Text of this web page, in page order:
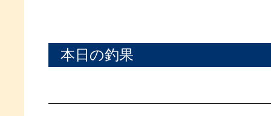
本日の釣果